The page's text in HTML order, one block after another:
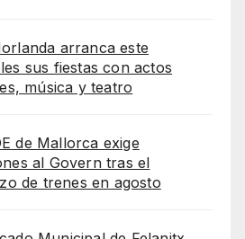
arranca este
sus fiestas con actos
música y teatro
de Mallorca exige
al Govern tras el
de trenes en agosto